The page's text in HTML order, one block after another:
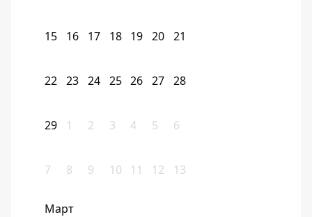
15 16 17 18 19 20 21
22 23 24 25 26 27 28
29 1 2 3 4 5 6
7 8 9 10 11 12 13
Март